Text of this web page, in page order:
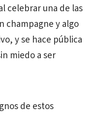
celebrar una de las
champagne y algo
y se hace pública
miedo a ser
de estos